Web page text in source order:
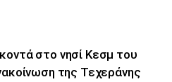
στο νησί Κεσμ του
της Τεχεράνης